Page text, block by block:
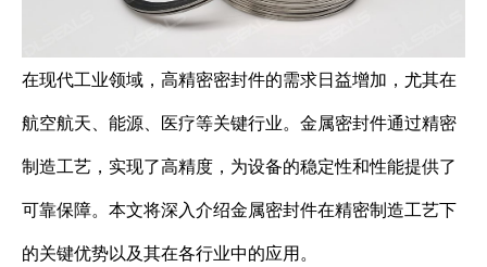
在现代工业领域，高精密密封件的需求日益增加，尤其在
航空航天、能源、医疗等关键行业。金属密封件通过精密
制造工艺，实现了高精度，为设备的稳定性和性能提供了
可靠保障。本文将深入介绍金属密封件在精密制造工艺下
的关键优势以及其在各行业中的应用。